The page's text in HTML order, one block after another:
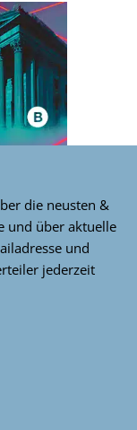
die neusten &
und über aktuelle
und
jederzeit